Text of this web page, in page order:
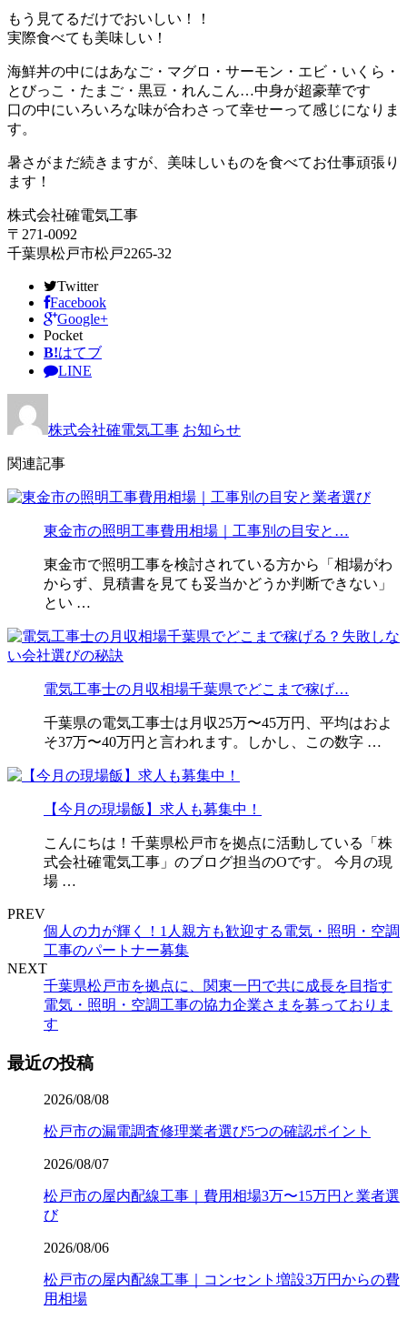
もう見てるだけでおいしい！！
実際食べても美味しい！
海鮮丼の中にはあなご・マグロ・サーモン・エビ・いくら・
とびっこ・たまご・黒豆・れんこん…中身が超豪華です
口の中にいろいろな味が合わさって幸せーって感じになりま
す。
暑さがまだ続きますが、美味しいものを食べてお仕事頑張り
ます！
株式会社確電気工事
〒271-0092
千葉県松戸市松戸2265-32
Twitter
Facebook
Google+
Pocket
B!はてブ
LINE
株式会社確電気工事 お知らせ
関連記事
東金市の照明工事費用相場｜工事別の目安と…
東金市で照明工事を検討されている方から「相場がわ
からず、見積書を見ても妥当かどうか判断できない」
とい …
電気工事士の月収相場千葉県でどこまで稼げ…
千葉県の電気工事士は月収25万〜45万円、平均はおよ
そ37万〜40万円と言われます。しかし、この数字 …
【今月の現場飯】求人も募集中！
こんにちは！千葉県松戸市を拠点に活動している「株
式会社確電気工事」のブログ担当のOです。 今月の現
場 …
PREV
個人の力が輝く！1人親方も歓迎する電気・照明・空調
工事のパートナー募集
NEXT
千葉県松戸市を拠点に、関東一円で共に成長を目指す
電気・照明・空調工事の協力企業さまを募っておりま
す
最近の投稿
2026/08/08
松戸市の漏電調査修理業者選び5つの確認ポイント
2026/08/07
松戸市の屋内配線工事｜費用相場3万〜15万円と業者選
び
2026/08/06
松戸市の屋内配線工事｜コンセント増設3万円からの費
用相場